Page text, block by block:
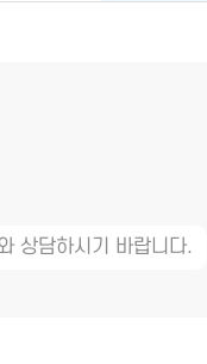
상담하시기 바랍니다.